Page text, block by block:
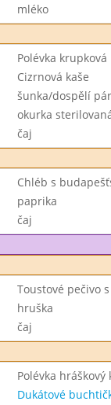
mléko
Polévka krupková
Cizrnová kaše
šunka/dospělí
okurka
čaj
Chléb s
paprika
čaj
Toustové pečivo
hruška
čaj
Polévka hráškový
Dukátové